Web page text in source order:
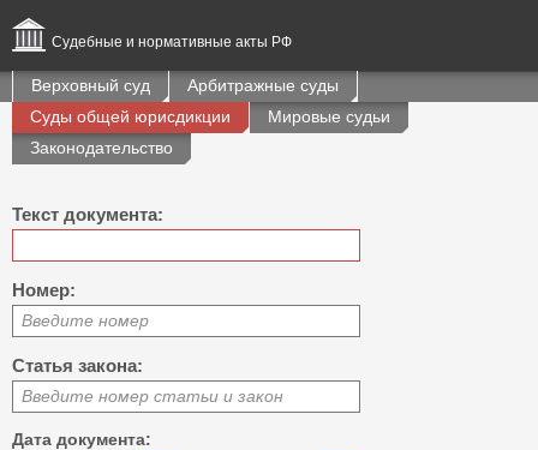
Судебные и нормативные акты РФ
Верховный суд
Арбитражные суды
Суды общей юрисдикции
Мировые судьи
Законодательство
Текст документа:
Номер:
Введите номер
Статья закона:
Введите номер статьи и закон
Дата документа: